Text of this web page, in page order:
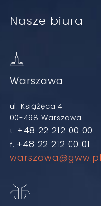
Nasze biura
Warszawa
ul. Książęca 4
00-498 Warszawa
t. +48 22 212 00 00
f. +48 22 212 00 01
warszawa@gww.pl